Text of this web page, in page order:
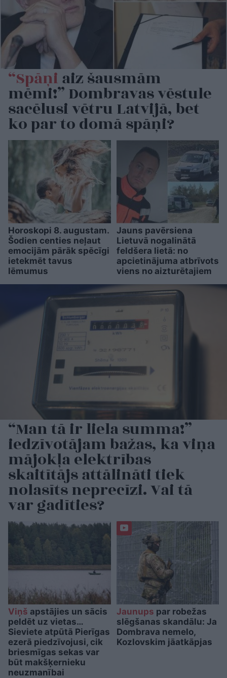
“Spāņiaiz šausmām
mēmi!” Dombravas vēstule
sacēlusi vētru Latvijā, bet
ko par to domā spāņi?
Horoskopi 8. augustam.
Šodien centies neļaut
emocijām pārāk spēcīgi
ietekmēt tavus
lēmumus
Jauns pavērsiena
Lietuvā nogalinātā
feldšera lietā: no
apcietinājuma atbrīvots
viens no aizturētajiem
“Man tā ir liela summa!”
iedzīvotājam bažas, ka viņa
mājokļa elektrības
skaitītājs attālināti tiek
nolasīts neprecīzi. Vai tā
var gadīties?
Viņš apstājies un sācis
peldēt uz vietas…
Sieviete atpūtā Pierīgas
ezerā piedzīvojusi, cik
briesmīgas sekas var
būt makšķernieku
neuzmanībai
Jaunups par robežas
slēgšanas skandālu: Ja
Dombrava nemelo,
Kozlovskim jāatkāpjas